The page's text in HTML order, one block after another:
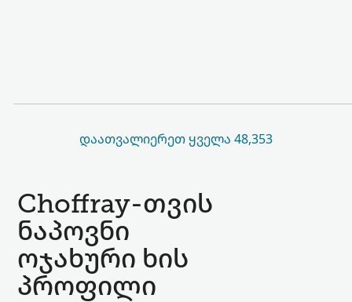
ᲓᲐᲐᲗᲕᲐᲚᲘᲔᲠᲔᲗ ᲧᲕᲔᲚᲐ 48,353
Choffray-თვის
ნაპოვნი
ოჯახური ხის
პროფილი